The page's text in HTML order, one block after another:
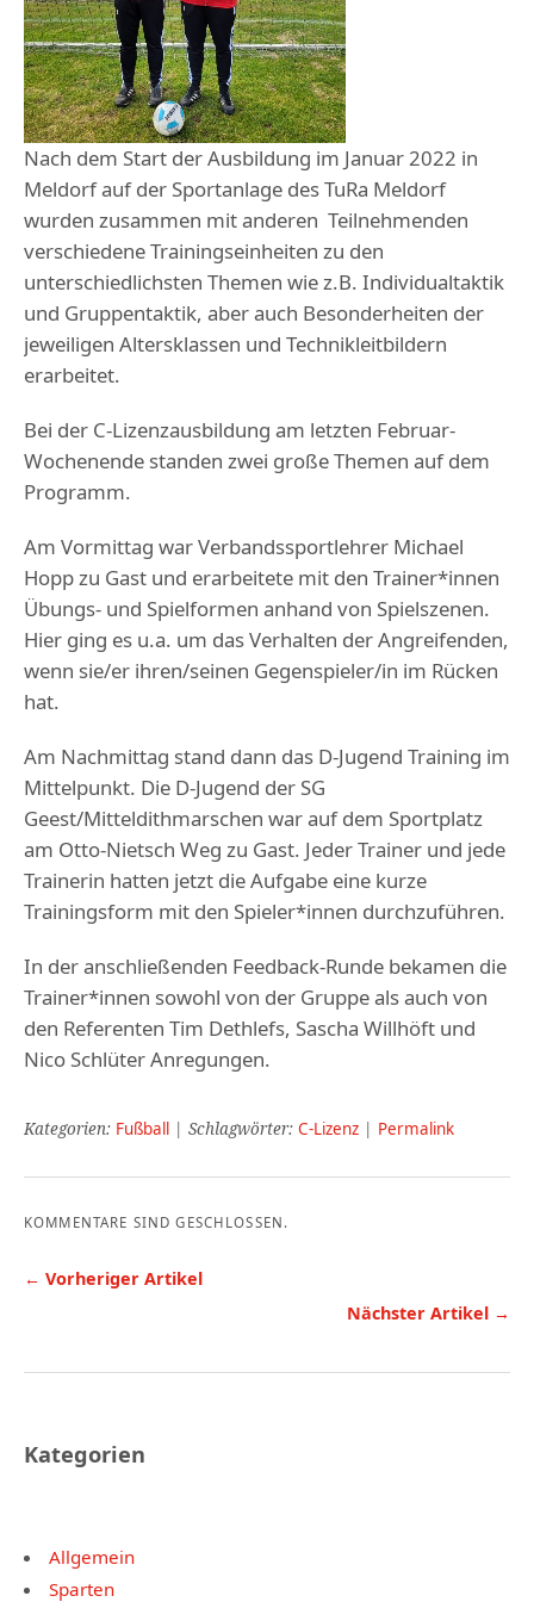
Nach dem Start der Ausbildung im Januar 2022 in
Meldorf auf der Sportanlage des TuRa Meldorf
wurden zusammen mit anderen Teilnehmenden
verschiedene Trainingseinheiten zu den
unterschiedlichsten Themen wie z.B. Individualtaktik
und Gruppentaktik, aber auch Besonderheiten der
jeweiligen Altersklassen und Technikleitbildern
erarbeitet.
Bei der C-Lizenzausbildung am letzten Februar-
Wochenende standen zwei große Themen auf dem
Programm.
Am Vormittag war Verbandssportlehrer Michael
Hopp zu Gast und erarbeitete mit den Trainer*innen
Übungs- und Spielformen anhand von Spielszenen.
Hier ging es u.a. um das Verhalten der Angreifenden,
wenn sie/er ihren/seinen Gegenspieler/in im Rücken
hat.
Am Nachmittag stand dann das D-Jugend Training im
Mittelpunkt. Die D-Jugend der SG
Geest/Mitteldithmarschen war auf dem Sportplatz
am Otto-Nietsch Weg zu Gast. Jeder Trainer und jede
Trainerin hatten jetzt die Aufgabe eine kurze
Trainingsform mit den Spieler*innen durchzuführen.
In der anschließenden Feedback-Runde bekamen die
Trainer*innen sowohl von der Gruppe als auch von
den Referenten Tim Dethlefs, Sascha Willhöft und
Nico Schlüter Anregungen.
Kategorien: Fußball | Schlagwörter: C-Lizenz | Permalink
KOMMENTARE SIND GESCHLOSSEN.
← Vorheriger Artikel
Nächster Artikel →
Kategorien
Allgemein
Sparten